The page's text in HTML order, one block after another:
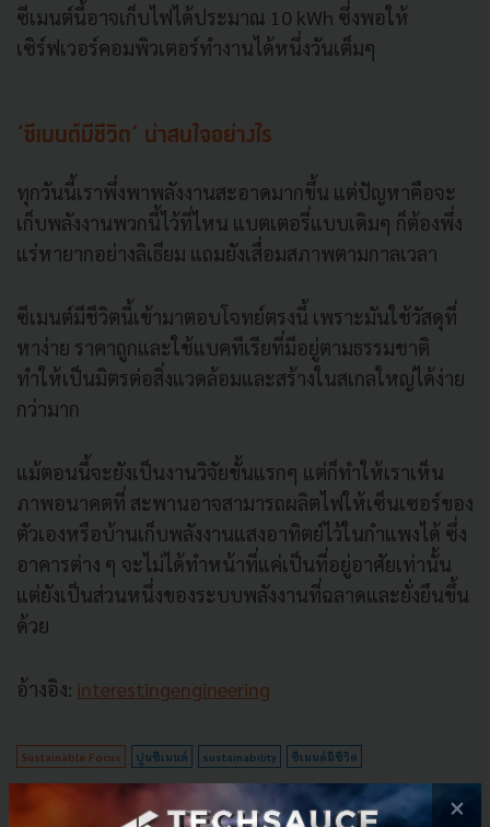
ซีเมนต์นี้อาจเก็บไฟได้ประมาณ 10 kWh ซึ่งพอให้
เซิร์ฟเวอร์คอมพิวเตอร์ทำงานได้หนึ่งวันเต็มๆ
‘ซีเมนต์มีชีวิต’ น่าสนใจอย่างไร
ทุกวันนี้เราพึ่งพาพลังงานสะอาดมากขึ้น แต่ปัญหาคือจะ
เก็บพลังงานพวกนี้ไว้ที่ไหน แบตเตอรี่แบบเดิมๆ ก็ต้องพึ่ง
แร่หายากอย่างลิเธียม แถมยังเสื่อมสภาพตามกาลเวลา
ซีเมนต์มีชีวิตนี้เข้ามาตอบโจทย์ตรงนี้ เพราะมันใช้วัสดุที่
หาง่าย ราคาถูกและใช้แบคทีเรียที่มีอยู่ตามธรรมชาติ
ทำให้เป็นมิตรต่อสิ่งแวดล้อมและสร้างในสเกลใหญ่ได้ง่าย
กว่ามาก
แม้ตอนนี้จะยังเป็นงานวิจัยขั้นแรกๆ แต่ก็ทำให้เราเห็น
ภาพอนาคตที่ สะพานอาจสามารถผลิตไฟให้เซ็นเซอร์ของ
ตัวเองหรือบ้านเก็บพลังงานแสงอาทิตย์ไว้ในกำแพงได้ ซึ่ง
อาคารต่าง ๆ จะไม่ได้ทำหน้าที่แค่เป็นที่อยู่อาศัยเท่านั้น
แต่ยังเป็นส่วนหนึ่งของระบบพลังงานที่ฉลาดและยั่งยืนขึ้น
ด้วย
อ้างอิง: interestingengineering
Sustainable Focus ปูนซีเมนต์ sustainability ซีเมนต์มีชีวิต
No comment ×